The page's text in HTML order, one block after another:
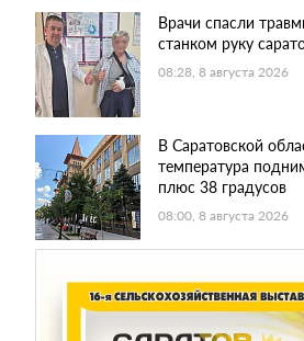
Врачи спасли
станком руку
08:28, 8 августа 2026
В Саратовской
температура
плюс 38 градусов
08:00, 8 августа 2026